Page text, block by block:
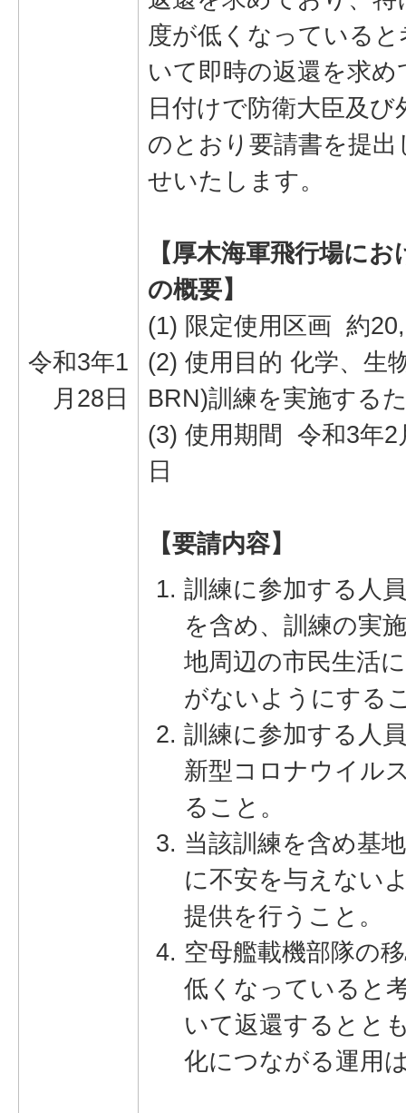
令和3年1
月28日
度が低くなっている
いて即時の返還を求
日付けで防衛大臣及
のとおり要請書を提
せいたします。
【厚木海軍飛行場に
の概要】
(1) 限定使用区画 約
(2) 使用目的 化学、生
BRN)訓練を実施する
(3) 使用期間 令和3年2
日
【要請内容】
訓練に参加する人
を含め、訓練の実
地周辺の市民生活
がないようにする
訓練に参加する人
新型コロナウイル
ること。
当該訓練を含め基
に不安を与えない
提供を行うこと。
空母艦載機部隊の
低くなっていると
いて返還するとと
化につながる運用